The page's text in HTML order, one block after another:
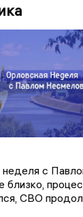
неделя с
близко,
СВО